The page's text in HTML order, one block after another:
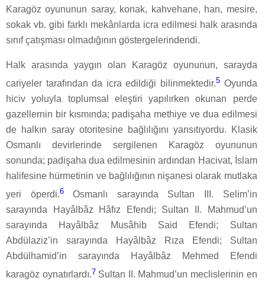
Karagöz oyununun saray, konak, kahvehane, han, mesire,
sokak vb. gibi farklı mekânlarda icra edilmesi halk arasında
sınıf çatışması olmadığının göstergelerindendi.
Halk arasında yaygın olan Karagöz oyununun, sarayda
cariyeler tarafından da icra edildiği bilinmektedir.5 Oyunda
hiciv yoluyla toplumsal eleştiri yapılırken okunan perde
gazellernin bir kısmında; padişaha methiye ve dua edilmesi
de halkın saray otoritesine bağlılığını yansıtıyordu. Klasik
Osmanlı devirlerinde sergilenen Karagöz oyununun
sonunda; padişaha dua edilmesinin ardından Hacivat, İslam
halifesine hürmetinin ve bağlılığının nişanesi olarak mutlaka
yeri öperdi.6Osmanlı sarayında Sultan III. Selim’in
sarayında Hayâlbâz Hâfız Efendi; Sultan II. Mahmud’un
sarayında Hayâlbâz Musâhib Said Efendi; Sultan
Abdülaziz’in sarayında Hayâlbâz Rıza Efendi; Sultan
Abdülhamid’in sarayında Hayâlbâz Mehmed Efendi
karagöz oynatırlardı.7 Sultan II. Mahmud’un meclislerinin en